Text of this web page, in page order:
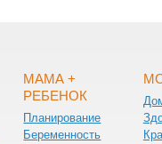
МАМА +
РЕБЕНОК
Планирование
Беременность